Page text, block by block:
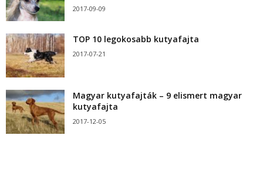
2017-09-09
TOP 10 legokosabb kutyafajta
2017-07-21
Magyar kutyafajták – 9 elismert magyar
kutyafajta
2017-12-05